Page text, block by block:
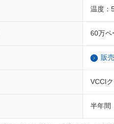
温度：
60万ペ
販
VCCI
半年間